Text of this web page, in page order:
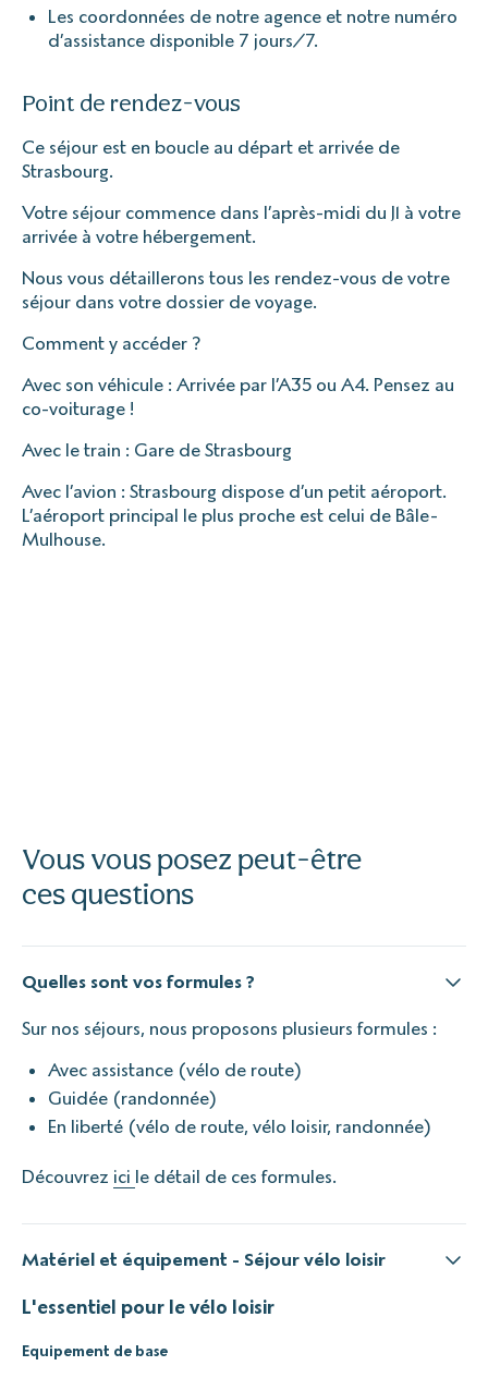
Les coordonnées de notre agence et notre numéro
d’assistance disponible 7 jours/7.
Point de rendez-vous
Ce séjour est en boucle au départ et arrivée de
Strasbourg.
Votre séjour commence dans l’après-midi du J1 à votre
arrivée à votre hébergement.
Nous vous détaillerons tous les rendez-vous de votre
séjour dans votre dossier de voyage.
Comment y accéder ?
Avec son véhicule : Arrivée par l’A35 ou A4. Pensez au
co-voiturage !
Avec le train : Gare de Strasbourg
Avec l’avion : Strasbourg dispose d’un petit aéroport.
L’aéroport principal le plus proche est celui de Bâle-
Mulhouse.
Vous vous posez peut-être
ces questions
Quelles sont vos formules ?
Sur nos séjours, nous proposons plusieurs formules :
Avec assistance (vélo de route)
Guidée (randonnée)
En liberté (vélo de route, vélo loisir, randonnée)
Découvrez ici le détail de ces formules.
Matériel et équipement - Séjour vélo loisir
L'essentiel pour le vélo loisir
Equipement de base